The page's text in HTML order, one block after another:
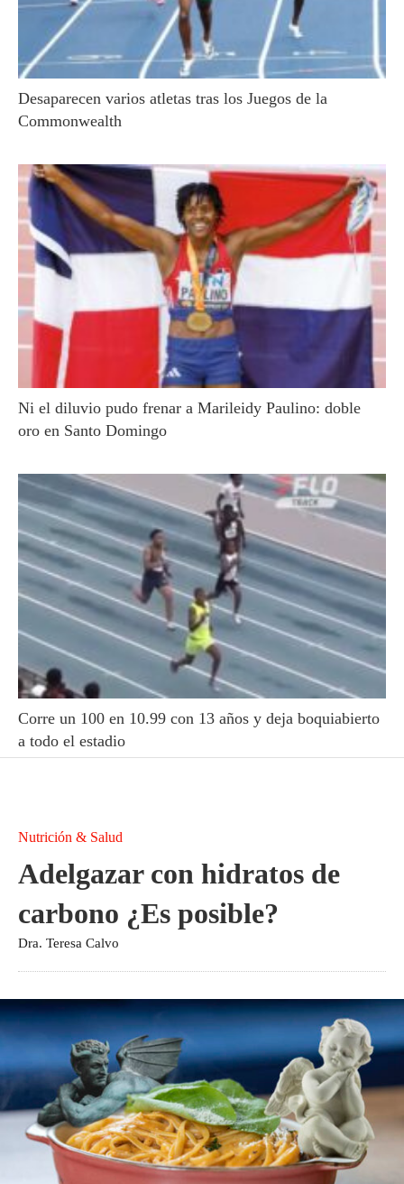
Desaparecen varios atletas tras los Juegos de la
Commonwealth
Ni el diluvio pudo frenar a Marileidy Paulino: doble
oro en Santo Domingo
Corre un 100 en 10.99 con 13 años y deja boquiabierto
a todo el estadio